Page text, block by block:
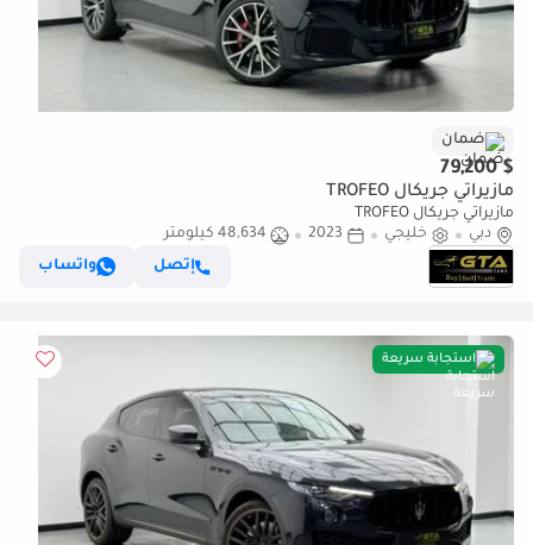
ضمان
$ 79,200
مازيراتي جريكال TROFEO
مازيراتي جريكال TROFEO
دبي
خليجي 2023
48,634 كيلومتر
إتصل
واتساب
استجابة سريعة